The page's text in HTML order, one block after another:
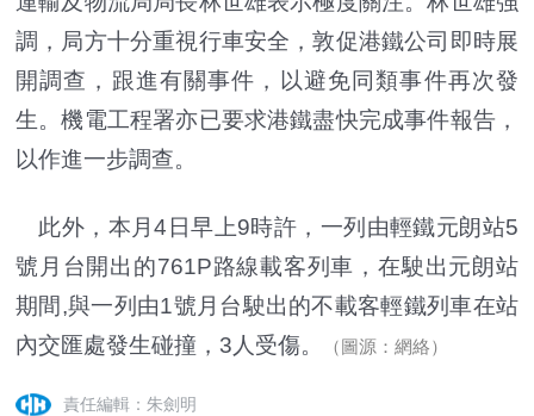
調，局方十分重視行車安全，敦促港鐵公司即時展
開調查，跟進有關事件，以避免同類事件再次發
生。機電工程署亦已要求港鐵盡快完成事件報告，
以作進一步調查。
此外，本月4日早上9時許，一列由輕鐵元朗站5
號月台開出的761P路線載客列車，在駛出元朗站
期間,與一列由1號月台駛出的不載客輕鐵列車在站
內交匯處發生碰撞，3人受傷。
（圖源：網絡）
責任編輯：朱劍明